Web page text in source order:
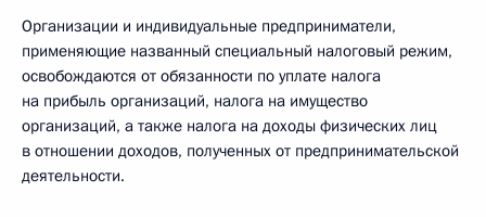
Организации и индивидуальные предприниматели,
применяющие названный специальный налоговый режим,
освобождаются от обязанности по уплате налога
на прибыль организаций, налога на имущество
организаций, а также налога на доходы физических лиц
в отношении доходов, полученных от предпринимательской
деятельности.